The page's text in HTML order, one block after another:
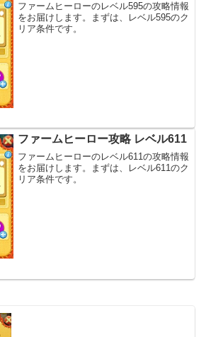
ファームヒーローのレベル595の攻略情報
をお届けします。まずは、レベル595のク
リア条件です。
ファームヒーロー攻略 レベル611
ファームヒーローのレベル611の攻略情報
をお届けします。まずは、レベル611のク
リア条件です。